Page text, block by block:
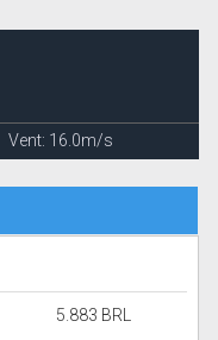
Vent: 16.0m/s
5.883 BRL